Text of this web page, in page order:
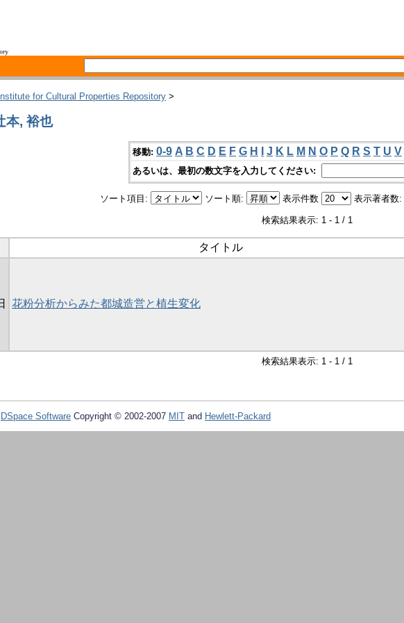
for Cultural Properties Repository >
本, 裕也
移動: 0-9 A B C D E F G H J K L M N O P Q R S T U V
あるいは、最初の数文字を入力してください:
ソート項目: ソート順: 表示件数 表示著者数:
検索結果表示: 1 - 1 / 1
タイトル
花粉分析からみた都城造営と植生変化
検索結果表示: 1 - 1 / 1
DSpace Software Copyright © 2002-2007 MIT and Hewlett-Packard